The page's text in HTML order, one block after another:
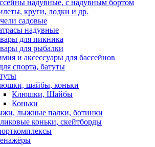
надувные, с надувным бортом
круги, лодки и др.
садовые
надувные
для пикника
для рыбалки
и аксессуары для бассейнов
спорта, батуты
шайбы, коньки
Клюшки, Шайбы
Коньки
лыжные палки, ботинки
коньки, скейтборды